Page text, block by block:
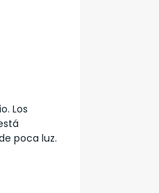
Los
poca luz.